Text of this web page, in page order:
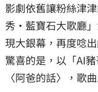
影劇依舊讓粉絲津
秀・藍寶石大歌廳
現大銀幕，再度唸
驚喜的是，以「AI
〈阿爸的話〉，歌